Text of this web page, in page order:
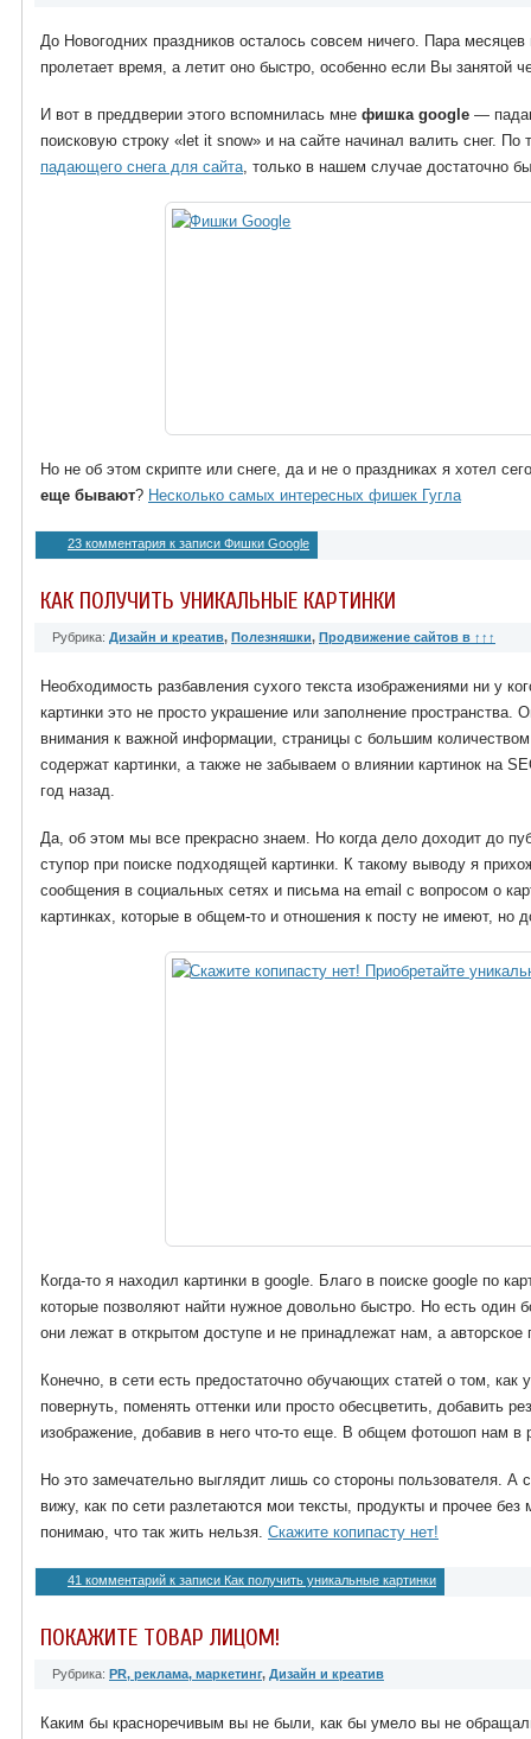
До Новогодних праздников осталось совсем ничего. Пара
пролетает время, а летит оно быстро, особенно если Вы занятой
И вот в преддверии этого вспомнилась мне фишка google —
поисковую строку «let it snow» и на сайте начинал валить снег.
падающего снега для сайта, только в нашем случае достаточно
Но не об этом скрипте или снеге, да и не о праздниках я хотел
еще бывают? Несколько самых интересных фишек Гугла
23 комментария к записи Фишки Google
КАК ПОЛУЧИТЬ УНИКАЛЬНЫЕ КАРТИНКИ
Рубрика: Дизайн и креатив, Полезняшки, Продвижение сайтов в ↑↑↑
Необходимость разбавления сухого текста изображениями ни у
картинки это не просто украшение или заполнение пространства.
внимания к важной информации, страницы с большим количеством
содержат картинки, а также не забываем о влиянии картинок на
год назад.
Да, об этом мы все прекрасно знаем. Но когда дело доходит до
ступор при поиске подходящей картинки. К такому выводу я
сообщения в социальных сетях и письма на email с вопросом о
картинках, которые в общем-то и отношения к посту не имеют, но
Когда-то я находил картинки в google. Благо в поиске google по
которые позволяют найти нужное довольно быстро. Но есть один
они лежат в открытом доступе и не принадлежат нам, а авторское
Конечно, в сети есть предостаточно обучающих статей о том, как
повернуть, поменять оттенки или просто обесцветить, добавить
изображение, добавив в него что-то еще. В общем фотошоп нам в
Но это замечательно выглядит лишь со стороны пользователя. А
вижу, как по сети разлетаются мои тексты, продукты и прочее без
понимаю, что так жить нельзя. Скажите копипасту нет!
41 комментарий к записи Как получить уникальные картинки
ПОКАЖИТЕ ТОВАР ЛИЦОМ!
Рубрика: PR, реклама, маркетинг, Дизайн и креатив
Каким бы красноречивым вы не были, как бы умело вы не